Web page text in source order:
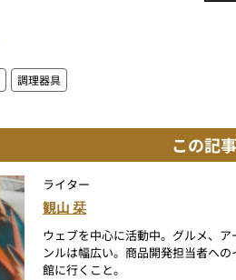
調理器具
この記
ライター
観山 栞
ウェブを中心に活動中。グルメ、
ンルは幅広い。商品開発担当者へ
館に行くこと。